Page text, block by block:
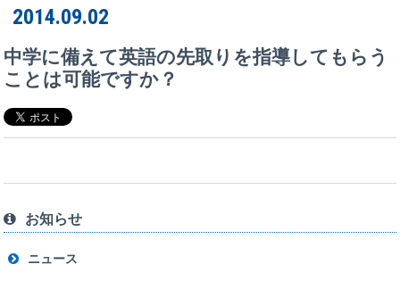
2014.09.02
中学に備えて英語の先取りを指導してもらう
ことは可能ですか？
お知らせ
ニュース